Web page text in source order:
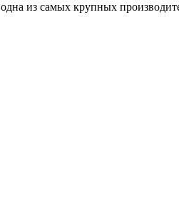
одна из самых крупных